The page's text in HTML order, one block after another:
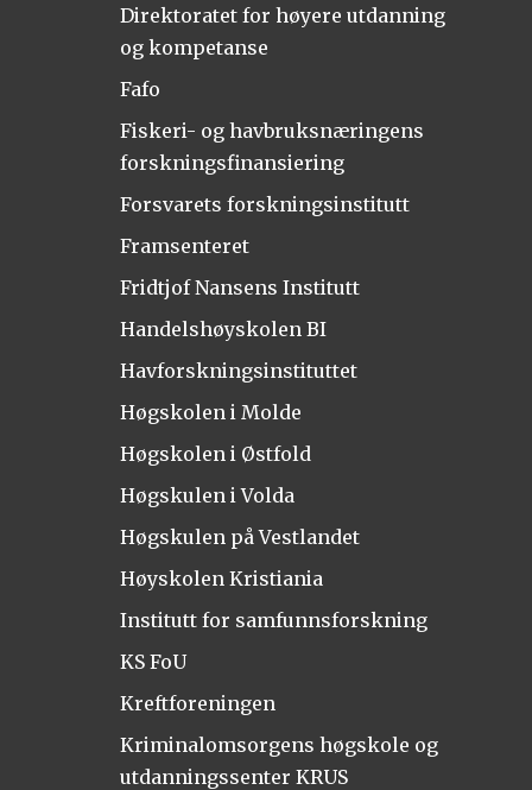
Direktoratet for høyere utdanning
og kompetanse
Fafo
Fiskeri- og havbruksnæringens
forskningsfinansiering
Forsvarets forskningsinstitutt
Framsenteret
Fridtjof Nansens Institutt
Handelshøyskolen BI
Havforskningsinstituttet
Høgskolen i Molde
Høgskolen i Østfold
Høgskulen i Volda
Høgskulen på Vestlandet
Høyskolen Kristiania
Institutt for samfunnsforskning
KS FoU
Kreftforeningen
Kriminalomsorgens høgskole og
utdanningssenter KRUS